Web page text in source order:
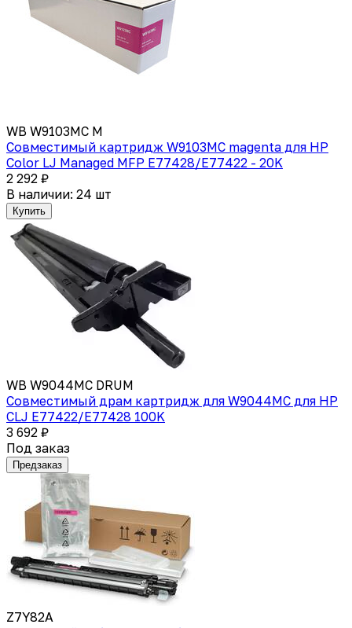
WB W9103MC M
Совместимый картридж W9103MC magenta для HP
Color LJ Managed MFP E77428/E77422 - 20K
2 292 ₽
В наличии: 24 шт
Купить
WB W9044MC DRUM
Совместимый драм картридж для W9044MC для HP
CLJ E77422/E77428 100K
3 692 ₽
Под заказ
Предзаказ
Z7Y82A